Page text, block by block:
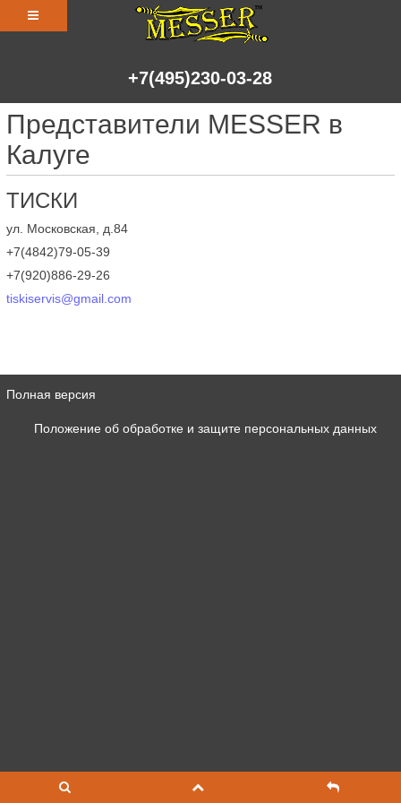
+7(495)230-03-28
Представители MESSER в
Калуге
ТИСКИ
ул. Московская, д.84
+7(4842)79-05-39
+7(920)886-29-26
tiskiservis@gmail.com
Полная версия
Положение об обработке и защите персональных данных